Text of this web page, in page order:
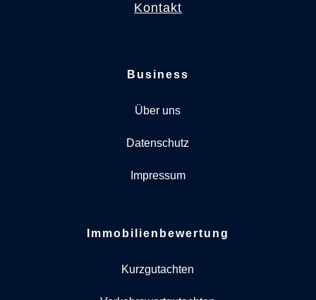
Kontakt
Business
Über uns
Datenschutz
Impressum
Immobilienbewertung
Kurzgutachten